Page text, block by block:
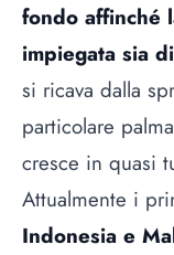
fondo affinché
impiegata sia
si ricava dalla
particolare
cresce in quasi
Attualmente i
Indonesia e